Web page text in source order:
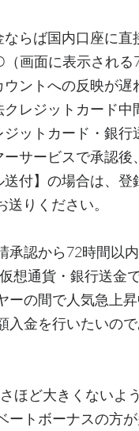
らば国内口座に直
（画面に表示され
ウントへの反映が遅
クレジットカード
ジットカード・銀
ーサービスで承認後
送付】の場合は、
送りください。
承認から72時間以
想通貨・銀行送金
ーの間で人気急上
入金を行いたいの
ほど大きくないよ
ートボーナスの方